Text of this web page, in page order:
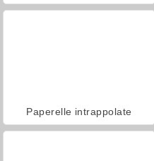
Paperelle intrappolate